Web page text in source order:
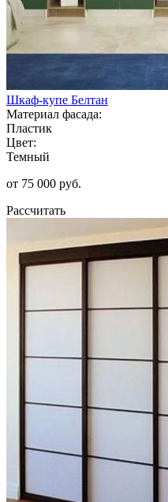
Шкаф-купе Белтан
Материал фасада:
Пластик
Цвет:
Темный
от 75 000 руб.
Рассчитать